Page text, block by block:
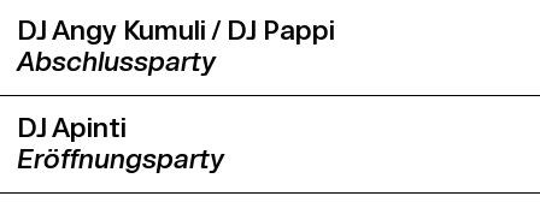
DJ Angy Kumuli / DJ Pappi
Abschlussparty
DJ Apinti
Eröffnungsparty